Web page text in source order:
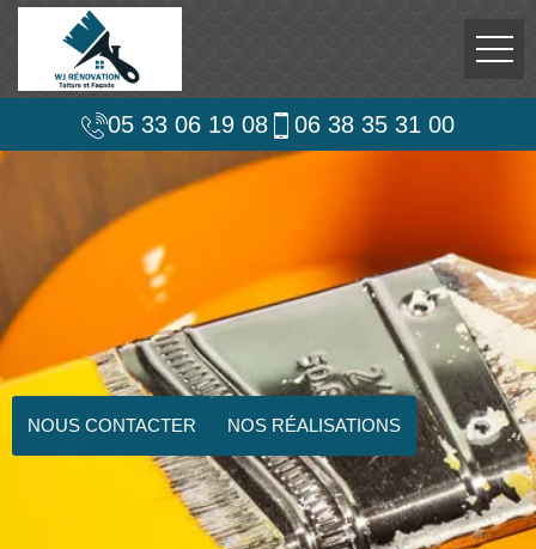
05 33 06 19 08 06 38 35 31 00
NOUS CONTACTER NOS RÉALISATIONS